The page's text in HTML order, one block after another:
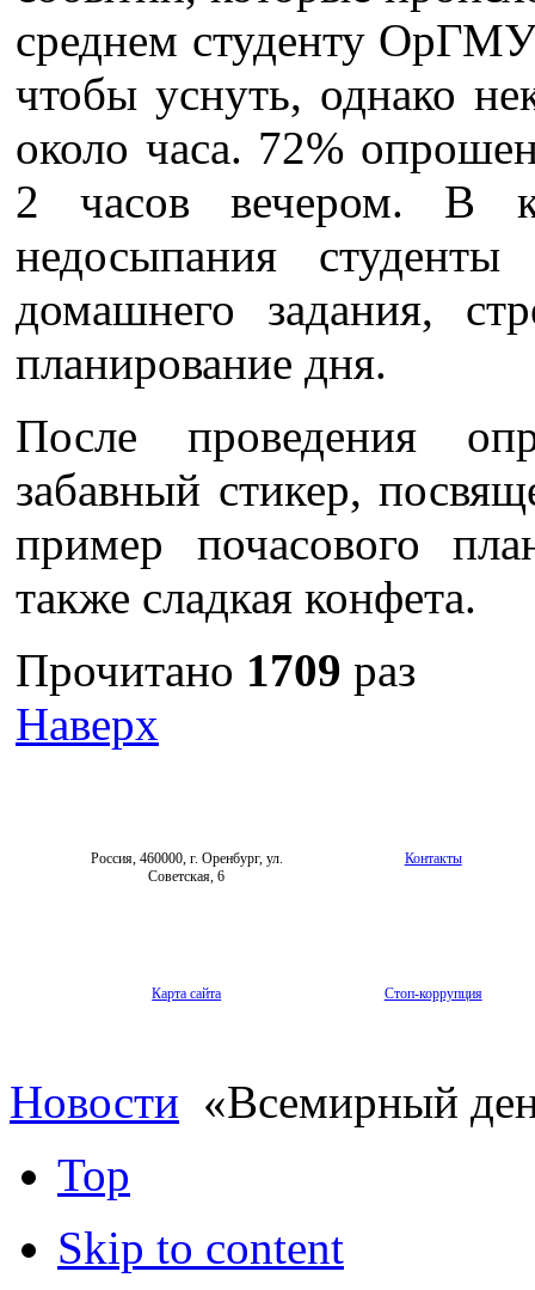
среднем студенту
чтобы уснуть, однако
около часа. 72%
2 часов вечером. В
недосыпания
домашнего задания,
планирование дня.
После проведения
забавный стикер,
пример почасового
также сладкая конфета.
Прочитано 1709 раз
Наверх
Россия, 460000, г. Оренбург, ул.
Советская, 6
Контакты
Карта сайта Стоп-коррупция
Новости «Всемирный
Top
Skip to content